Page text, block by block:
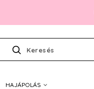
Keresés
HAJÁPOLÁS